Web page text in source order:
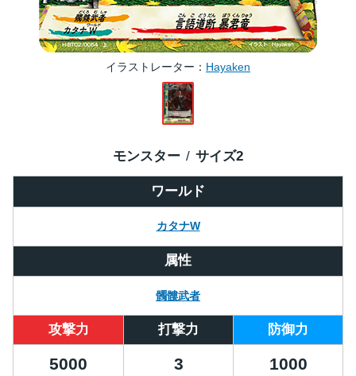
イラストレーター Hayaken
ワールド
カタナW
モンスター サイズ2
属性
髑髏武者
攻撃力 打撃力 防御力
5000 3 1000